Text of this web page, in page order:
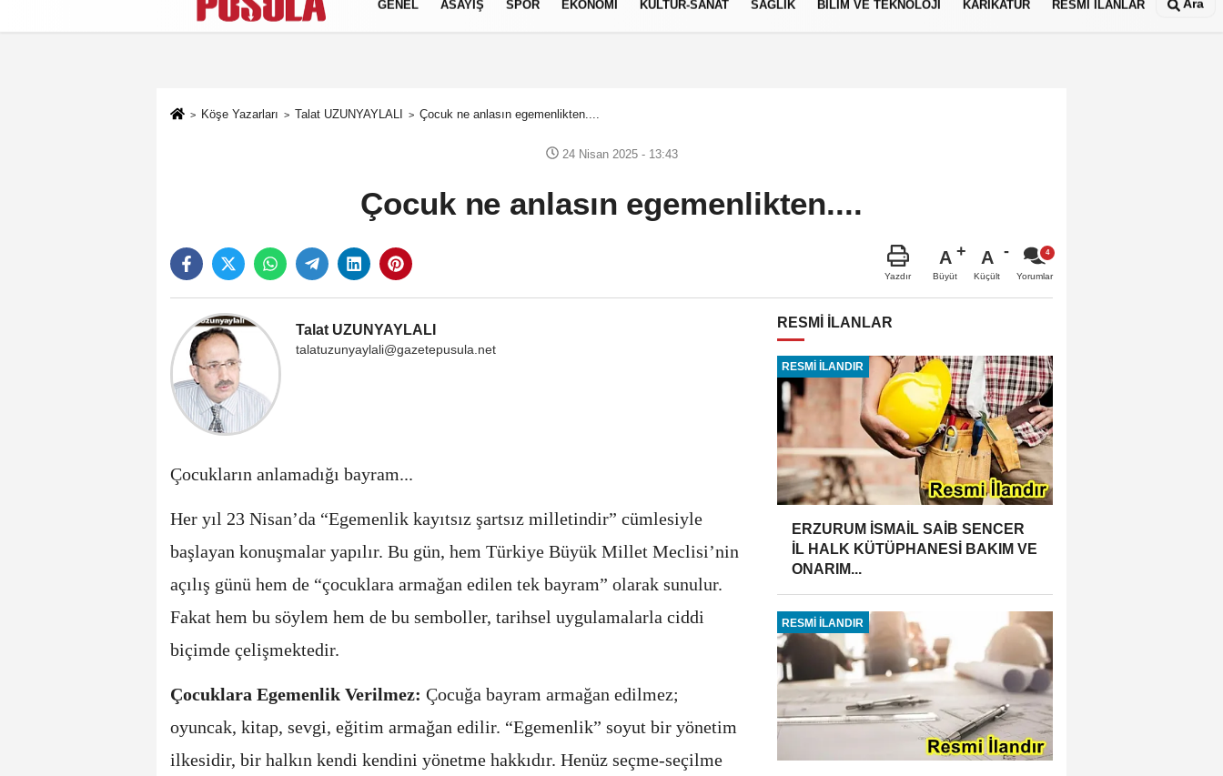
Künye İletişim Gizlilik Politikası
GENEL ASAYİŞ SPOR EKONOMİ KÜLTÜR-SANAT SAĞLIK BİLİM VE TEKNOLOJİ KARİKATÜR RESMİ İLANLAR Ara
Köşe Yazarları Talat UZUNYAYLALI Çocuk ne anlasın egemenlikten....
24 Nisan 2025 - 13:43
Çocuk ne anlasın egemenlikten....
Yazdır
A
Büyüt
A
Küçült Yorumlar
Talat UZUNYAYLALI
talatuzunyaylali@gazetepusula.net
Çocukların anlamadığı bayram...
Her yıl 23 Nisan’da “Egemenlik kayıtsız şartsız milletindir” cümlesiyle
başlayan konuşmalar yapılır. Bu gün, hem Türkiye Büyük Millet Meclisi’nin
açılış günü hem de “çocuklara armağan edilen tek bayram” olarak sunulur.
Fakat hem bu söylem hem de bu semboller, tarihsel uygulamalarla ciddi
biçimde çelişmektedir.
Çocuklara Egemenlik Verilmez: Çocuğa bayram armağan edilmez;
oyuncak, kitap, sevgi, eğitim armağan edilir. “Egemenlik” soyut bir yönetim
ilkesidir, bir halkın kendi kendini yönetme hakkıdır. Henüz seçme-seçilme
RESMİ İLANLAR
RESMİ İLANDIR
ERZURUM İSMAİL SAİB SENCER
İL HALK KÜTÜPHANESİ BAKIM VE
ONARIM...
RESMİ İLANDIR